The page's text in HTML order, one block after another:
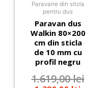
Paravane din sticla
pentru dus
Paravan dus
Walkin 80×200
cm din sticla
de 10 mm cu
profil negru
1.619,00lei